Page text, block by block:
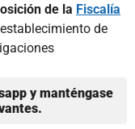
de la Fiscalía
de
y manténgase